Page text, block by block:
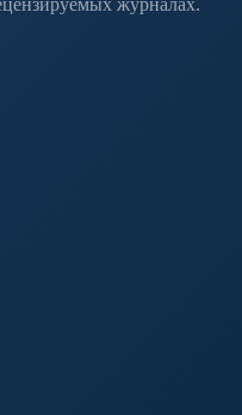
журналах.